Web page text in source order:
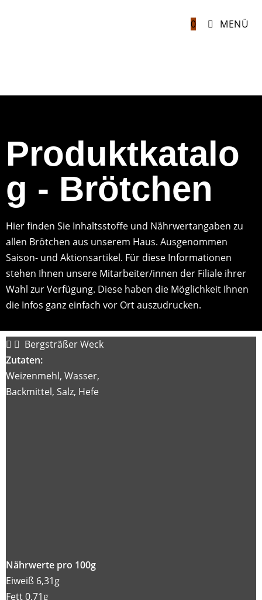
0 MENÜ
Produktkatalo
g - Brötchen
Hier finden Sie Inhaltsstoffe und Nährwertangaben zu
allen Brötchen aus unserem Haus. Ausgenommen
Saison- und Aktionsartikel. Für diese Informationen
stehen Ihnen unsere Mitarbeiter/innen der Filiale ihrer
Wahl zur Verfügung. Diese haben die Möglichkeit Ihnen
die Infos ganz einfach vor Ort auszudrucken.
Bergsträßer Weck
Zutaten:
Weizenmehl, Wasser,
Backmittel, Salz, Hefe
Nährwerte pro 100g
Eiweiß 6,31g
Fett 0,71g